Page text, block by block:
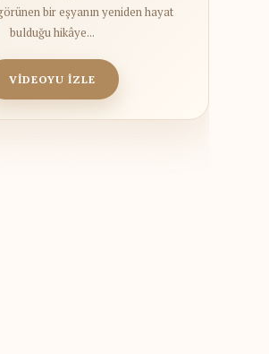
bir eşyanın yeniden hayat
bulduğu hikâye...
VİDEOYU İZLE